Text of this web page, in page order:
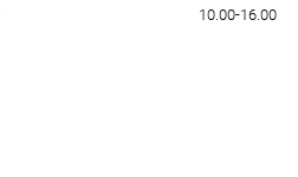
10.00-16.00